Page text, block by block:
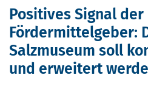
Politik
Verwaltung
Rathaus
Aktuelles
Positives Signal der
Fördermittelgeber:
Salzmuseum soll
und erweitert